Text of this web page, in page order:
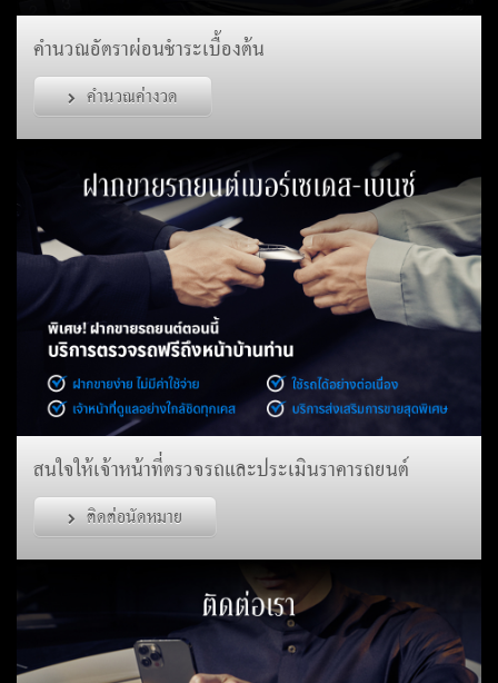
คำนวณอัตราผ่อนชำระเบื้องต้น
คำนวณค่างวด
สนใจให้เจ้าหน้าที่ตรวจรถและประเมินราคารถยนต์
ติดต่อนัดหมาย